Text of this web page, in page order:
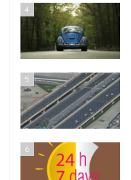
4
5
6